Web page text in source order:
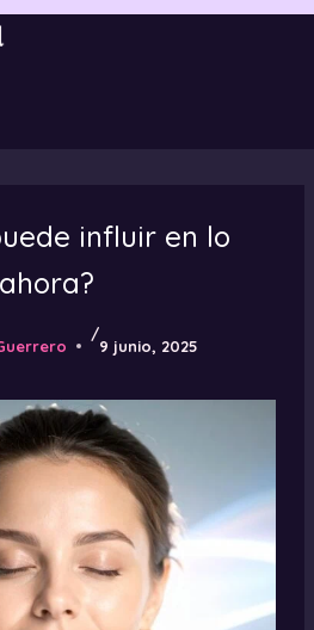
influir en lo
/
9 junio, 2025